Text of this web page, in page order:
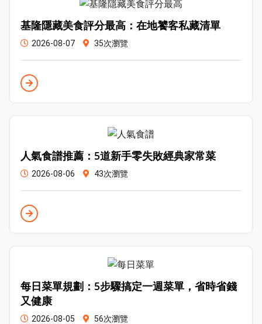
基隆隱藏美食評分最高：在地饕客私藏清單
2026-08-07 35次瀏覽
人氣食譜推薦：5道新手零失敗經典家常菜
2026-08-06 43次瀏覽
每日菜單規劃：5步驟搞定一週菜單，省時省錢
又健康
2026-08-05 56次瀏覽